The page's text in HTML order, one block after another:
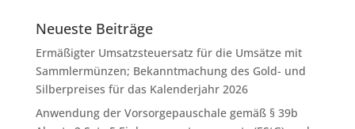
Neueste Beiträge
Ermäßigter Umsatzsteuersatz für die Umsätze mit
Sammlermünzen; Bekanntmachung des Gold- und
Silberpreises für das Kalenderjahr 2026
Anwendung der Vorsorgepauschale gemäß § 39b